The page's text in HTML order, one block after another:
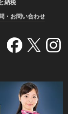
納税
・お問い合わせ